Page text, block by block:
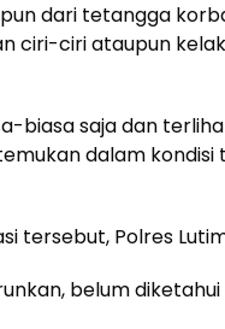
dari tetangga
ciri-ciri ataupun
biasa saja dan
dalam
tersebut, Polres
belum